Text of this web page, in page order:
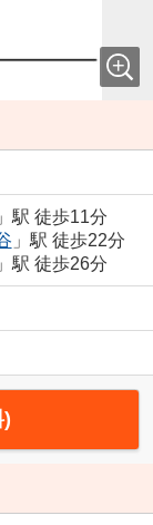
」駅 徒歩11分
」駅 徒歩22分
」駅 徒歩26分